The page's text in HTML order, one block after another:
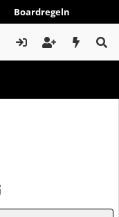
Boardregeln